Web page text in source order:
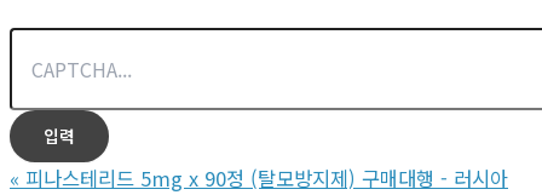
« 피나스테리드 5mg x 90정 (탈모방지제) 구매대행 - 러시아